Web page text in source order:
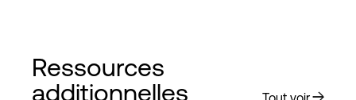
Ressources
additionnelles